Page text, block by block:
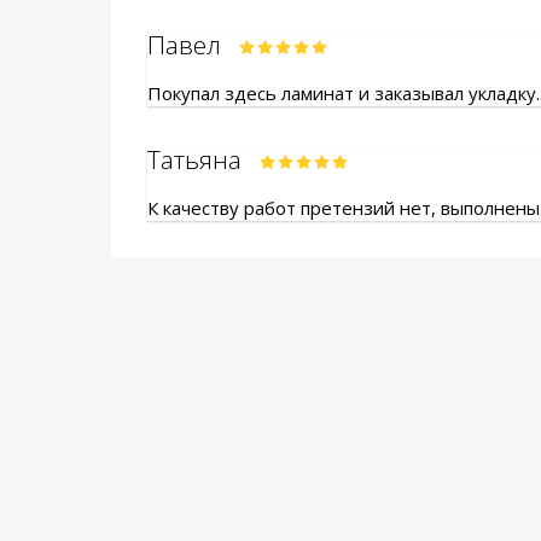
Павел
Покупал здесь ламинат и заказывал
Татьяна
К качеству работ претензий нет,